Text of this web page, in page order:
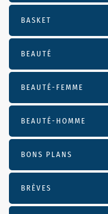
BASKET
BEAUTÉ
BEAUTÉ-FEMME
BEAUTÉ-HOMME
BONS PLANS
BRÈVES